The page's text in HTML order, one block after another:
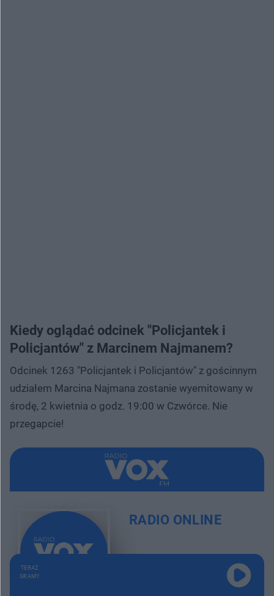
Kiedy oglądać odcinek "Policjantek i
Policjantów" z Marcinem Najmanem?
Odcinek 1263 "Policjantek i Policjantów" z gościnnym
udziałem Marcina Najmana zostanie wyemitowany w
środę, 2 kwietnia o godz. 19:00 w Czwórce. Nie
przegapcie!
RADIO ONLINE
TERAZ
GRAMY